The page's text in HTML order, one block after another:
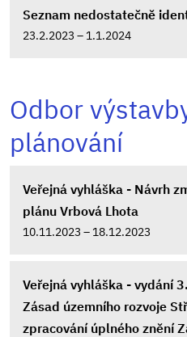
Seznam nedostatečně
23.2.2023 – 1.1.2024
Odbor
plánování
Veřejná vyhláška - Návrh
plánu Vrbová Lhota
10.11.2023 – 18.12.2023
Veřejná vyhláška - vydání
Zásad územního rozvoje
zpracování úplného znění